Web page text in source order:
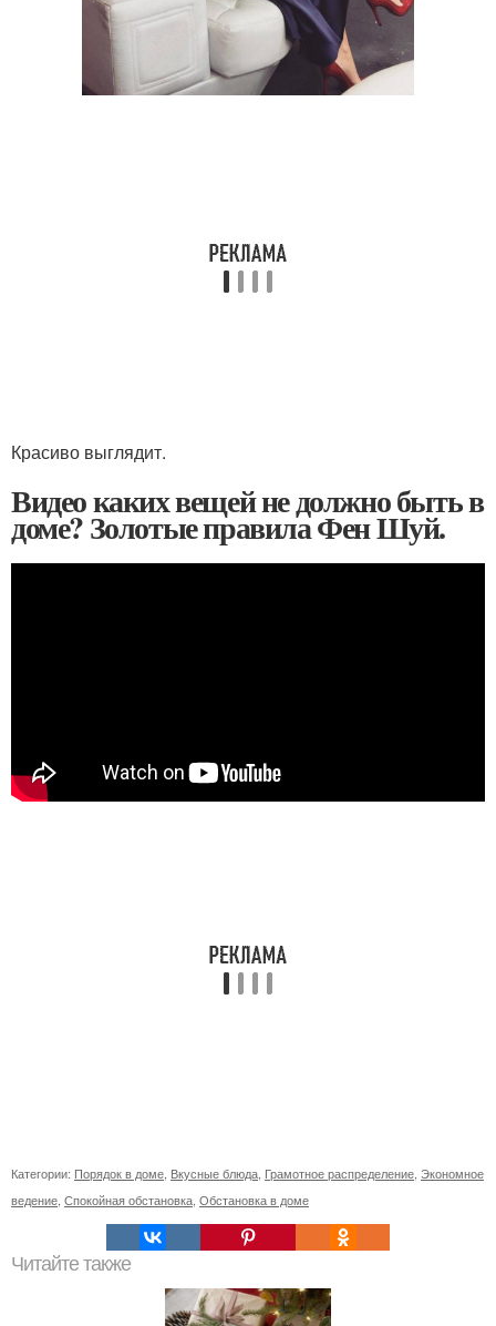
Красиво выглядит.
Видео каких вещей не должно быть в
доме? Золотые правила Фен Шуй.
Категории: Порядок в доме, Вкусные блюда, Грамотное распределение, Экономное
ведение, Спокойная обстановка, Обстановка в доме
Читайте также